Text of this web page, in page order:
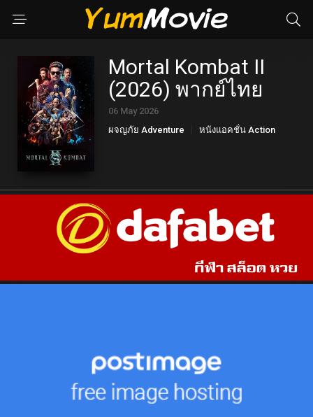
Mortal Kombat II
(2026) พากย์ไทย
06 May 2026
ผจญภัย Adventure
หนังแอคชั่น Action